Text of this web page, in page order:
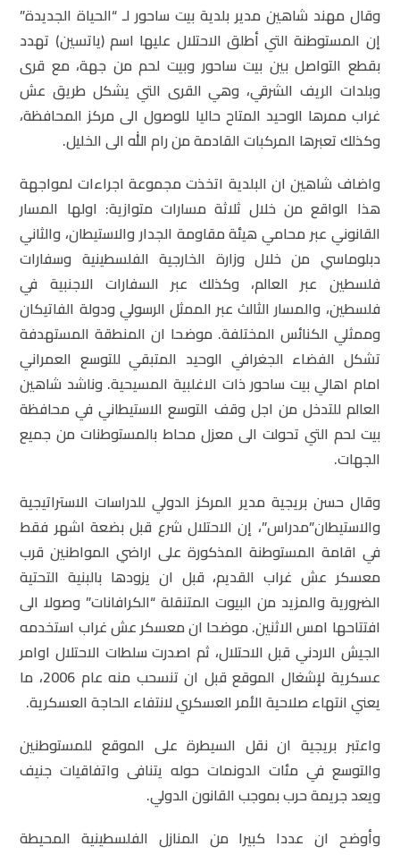
وقال مهند شاهين مدير بلدية بيت ساحور لـ “الحياة الجديدة”
إن المستوطنة التي أطلق الاحتلال عليها اسم (ياتسين) تهدد
بقطع التواصل بين بيت ساحور وبيت لحم من جهة، مع قرى
وبلدات الريف الشرقي، وهي القرى التي يشكل طريق عش
غراب ممرها الوحيد المتاح حاليا للوصول الى مركز المحافظة،
وكذلك تعبرها المركبات القادمة من رام الله الى الخليل.
واضاف شاهين ان البلدية اتخذت مجموعة اجراءات لمواجهة
هذا الواقع من خلال ثلاثة مسارات متوازية: اولها المسار
القانوني عبر محامي هيئة مقاومة الجدار والاستيطان، والثاني
دبلوماسي من خلال وزارة الخارجية الفلسطينية وسفارات
فلسطين عبر العالم، وكذلك عبر السفارات الاجنبية في
فلسطين، والمسار الثالث عبر الممثل الرسولي ودولة الفاتيكان
وممثلي الكنائس المختلفة. موضحا ان المنطقة المستهدفة
تشكل الفضاء الجغرافي الوحيد المتبقي للتوسع العمراني
امام اهالي بيت ساحور ذات الاغلبية المسيحية. وناشد شاهين
العالم للتدخل من اجل وقف التوسع الاستيطاني في محافظة
بيت لحم التي تحولت الى معزل محاط بالمستوطنات من جميع
الجهات.
وقال حسن بريجية مدير المركز الدولي للدراسات الاستراتيجية
والاستيطان”مدراس”، إن الاحتلال شرع قبل بضعة اشهر فقط
في اقامة المستوطنة المذكورة على اراضي المواطنين قرب
معسكر عش غراب القديم، قبل ان يزودها بالبنية التحتية
الضرورية والمزيد من البيوت المتنقلة “الكرافانات” وصولا الى
افتتاحها امس الاثنين. موضحا ان معسكر عش غراب استخدمه
الجيش الاردني قبل الاحتلال، ثم اصدرت سلطات الاحتلال اوامر
عسكرية لإشغال الموقع قبل ان تنسحب منه عام 2006، ما
يعني انتهاء صلاحية الأمر العسكري لانتفاء الحاجة العسكرية.
واعتبر بريجية ان نقل السيطرة على الموقع للمستوطنين
والتوسع في مئات الدونمات حوله يتنافى واتفاقيات جنيف
ويعد جريمة حرب بموجب القانون الدولي.
وأوضح ان عددا كبيرا من المنازل الفلسطينية المحيطة